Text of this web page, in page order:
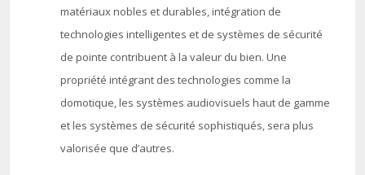
matériaux nobles et durables, intégration de
technologies intelligentes et de systèmes de sécurité
de pointe contribuent à la valeur du bien. Une
propriété intégrant des technologies comme la
domotique, les systèmes audiovisuels haut de gamme
et les systèmes de sécurité sophistiqués, sera plus
valorisée que d’autres.